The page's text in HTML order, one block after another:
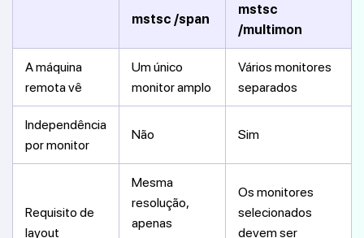
mstsc /span
mstsc
/multimon
A máquina
remota vê
Um único
monitor amplo
Vários monitores
separados
Independência
por monitor
Não Sim
Requisito de
layout
Mesma
resolução,
apenas
Os monitores
selecionados
devem ser